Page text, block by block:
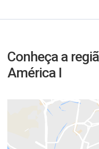
Conheça a
América I